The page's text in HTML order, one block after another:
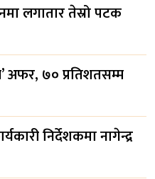
लगातार तेस्रो पटक
अफर, ७० प्रतिशतसम्म
निर्देशकमा नागेन्द्र